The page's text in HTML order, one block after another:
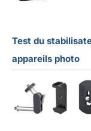
Test du
appareils photo